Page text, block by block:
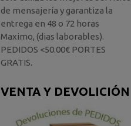
de mensajería y garantiza la
entrega en 48 o 72 horas
Maximo, (dias laborables).
PEDIDOS <50.00€ PORTES
GRATIS.
VENTA Y DEVOLICIÓN